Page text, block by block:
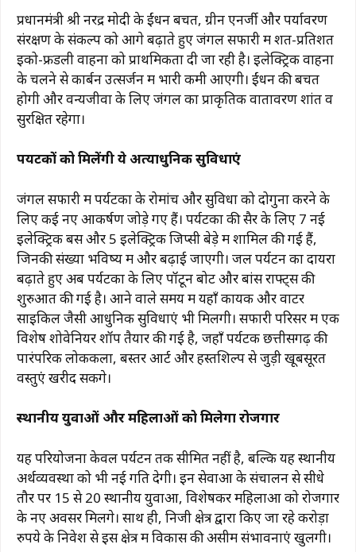
प्रधानमंत्री श्री नरेंद्र मोदी के ईंधन बचत, ग्रीन एनर्जी और पर्यावरण
संरक्षण के संकल्प को आगे बढ़ाते हुए जंगल सफारी में शत-प्रतिशत
इको-फ्रेंडली वाहनों को प्राथमिकता दी जा रही है। इलेक्ट्रिक वाहनों
के चलने से कार्बन उत्सर्जन में भारी कमी आएगी। ईंधन की बचत
होगी और वन्यजीवों के लिए जंगल का प्राकृतिक वातावरण शांत व
सुरक्षित रहेगा।
पर्यटकों को मिलेंगी ये अत्याधुनिक सुविधाएं
जंगल सफारी में पर्यटकों के रोमांच और सुविधा को दोगुना करने के
लिए कई नए आकर्षण जोड़े गए हैं। पर्यटकों की सैर के लिए 7 नई
इलेक्ट्रिक बसें और 5 इलेक्ट्रिक जिप्सी बेड़े में शामिल की गई हैं,
जिनकी संख्या भविष्य में और बढ़ाई जाएगी। जल पर्यटन का दायरा
बढ़ाते हुए अब पर्यटकों के लिए पॉटून बोट और बांस राफ्ट्स की
शुरुआत की गई है। आने वाले समय में यहाँ कायक और वाटर
साइकिल जैसी आधुनिक सुविधाएं भी मिलेंगी। सफारी परिसर में एक
विशेष शोवेनियर शॉप तैयार की गई है, जहाँ पर्यटक छत्तीसगढ़ की
पारंपरिक लोककला, बस्तर आर्ट और हस्तशिल्प से जुड़ी खूबसूरत
वस्तुएं खरीद सकेंगे।
स्थानीय युवाओं और महिलाओं को मिलेगा रोजगार
यह परियोजना केवल पर्यटन तक सीमित नहीं है, बल्कि यह स्थानीय
अर्थव्यवस्था को भी नई गति देगी। इन सेवाओं के संचालन से सीधे
तौर पर 15 से 20 स्थानीय युवाओं, विशेषकर महिलाओं को रोजगार
के नए अवसर मिलेंगे। साथ ही, निजी क्षेत्र द्वारा किए जा रहे करोड़ों
रुपये के निवेश से इस क्षेत्र में विकास की असीम संभावनाएं खुलेंगी।